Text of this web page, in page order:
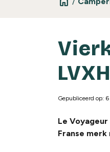
Gepubliceerd op:
Le
Franse